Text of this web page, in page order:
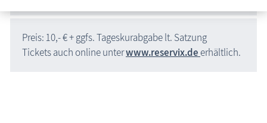
Preis: 10,- € + ggfs. Tageskurabgabe lt. Satzung
Tickets auch online unterwww.reservix.de erhältlich.